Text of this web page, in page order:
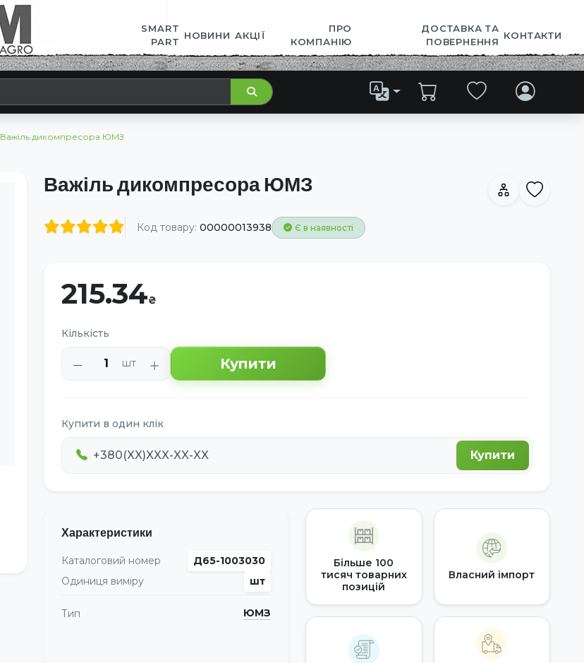
SMART
PART
НОВИНИ АКЦІЇ
ПРО
КОМПАНІЮ
ДОСТАВКА ТА
ПОВЕРНЕННЯ
КОНТАКТИ
Важіль дикомпресора ЮМЗ
Важіль дикомпресора ЮМЗ
Код товару: 00000013938 Є в наявності
215.34
Кількість
шт Купити
Купити в один клік
Купити
Характеристики
Каталоговий номер
Д65-1003030
Одиниця виміру
шт
Тип ЮМЗ
Більше 100
тисяч товарних
позицій
Власний імпорт